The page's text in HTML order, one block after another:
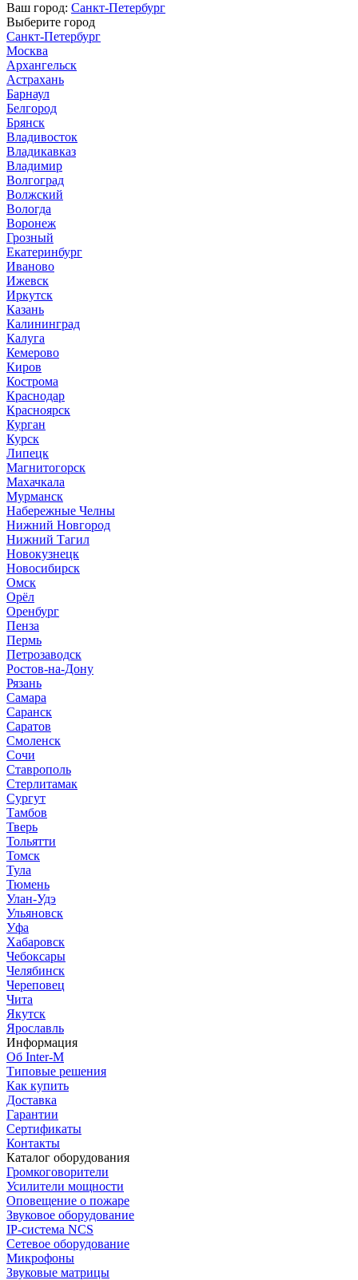
Ваш город: Санкт-Петербург
Выберите город
Санкт-Петербург
Москва
Архангельск
Астрахань
Барнаул
Белгород
Брянск
Владивосток
Владикавказ
Владимир
Волгоград
Волжский
Вологда
Воронеж
Грозный
Екатеринбург
Иваново
Ижевск
Иркутск
Казань
Калининград
Калуга
Кемерово
Киров
Кострома
Краснодар
Красноярск
Курган
Курск
Липецк
Магнитогорск
Махачкала
Мурманск
Набережные Челны
Нижний Новгород
Нижний Тагил
Новокузнецк
Новосибирск
Омск
Орёл
Оренбург
Пенза
Пермь
Петрозаводск
Ростов-на-Дону
Рязань
Самара
Саранск
Саратов
Смоленск
Сочи
Ставрополь
Стерлитамак
Сургут
Тамбов
Тверь
Тольятти
Томск
Тула
Тюмень
Улан-Удэ
Ульяновск
Уфа
Хабаровск
Чебоксары
Челябинск
Череповец
Чита
Якутск
Ярославль
Информация
Об Inter-M
Типовые решения
Как купить
Доставка
Гарантии
Сертификаты
Контакты
Каталог оборудования
Громкоговорители
Усилители мощности
Оповещение о пожаре
Звуковое оборудование
IP-система NCS
Сетевое оборудование
Микрофоны
Звуковые матрицы